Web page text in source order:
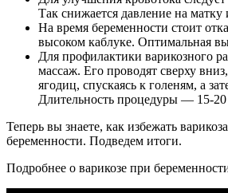
Так снижается давление на матку
На время беременности стоит
высоком каблуке. Оптимальная
Для профилактики варикозного
массаж. Его проводят сверху
ягодиц, спускаясь к голеням, а
Длительность процедуры — 15-
Теперь вы знаете, как избежать
беременности. Подведем итоги.
Подробнее о варикозе при